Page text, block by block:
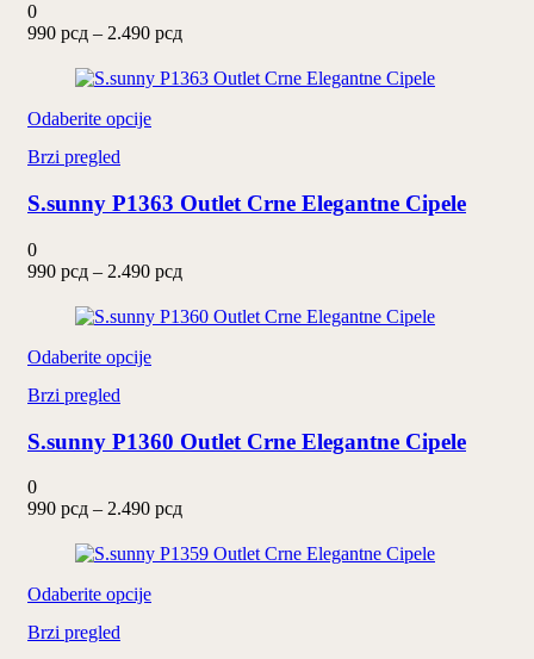
biti
na
proizvoda.
0
990 рсд – 2.490 рсдRaspon
od
Odaberite opcijeOvaj
varijanti.
biti
na
proizvoda.
Brzi pregled
S.sunny P1363 Outlet Crne Elegantne Cipele
0
990 рсд – 2.490 рсдRaspon
od
Odaberite opcijeOvaj
varijanti.
biti
na
proizvoda.
Brzi pregled
S.sunny P1360 Outlet Crne Elegantne Cipele
0
990 рсд – 2.490 рсдRaspon
od
Odaberite opcijeOvaj
Brzi pregled